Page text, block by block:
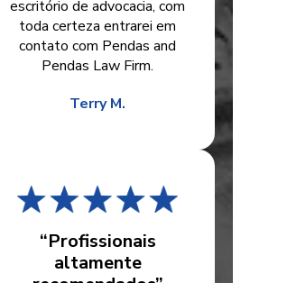
escritório de advocacia, com
toda certeza entrarei em
contato com Pendas and
Pendas Law Firm.
Terry M.
“Profissionais
altamente